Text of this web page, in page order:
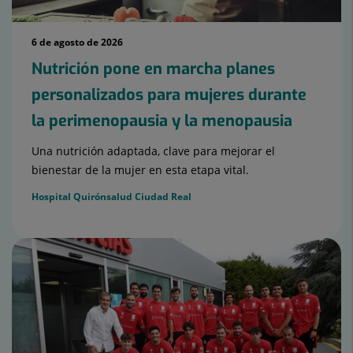
6 de agosto de 2026
Nutrición pone en marcha planes
personalizados para mujeres durante
la perimenopausia y la menopausia
Una nutrición adaptada, clave para mejorar el
bienestar de la mujer en esta etapa vital.
Hospital Quirónsalud Ciudad Real